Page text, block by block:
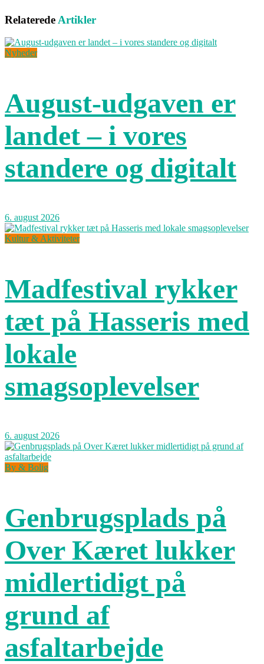
Relaterede Artikler
Nyheder
August-udgaven er
landet – i vores
standere og digitalt
6. august 2026
Kultur & Aktiviteter
Madfestival rykker
tæt på Hasseris med
lokale
smagsoplevelser
6. august 2026
By & Bolig
Genbrugsplads på
Over Kæret lukker
midlertidigt på
grund af
asfaltarbejde